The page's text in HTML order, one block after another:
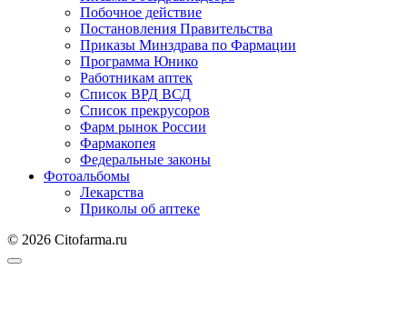
Побочное действие
Постановления Правительства
Приказы Минздрава по Фармации
Программа Юнико
Работникам аптек
Список ВРД ВСД
Список прекрусоров
Фарм рынок России
Фармакопея
Федеральные законы
Фотоальбомы
Лекарства
Приколы об аптеке
© 2026 Citofarma.ru